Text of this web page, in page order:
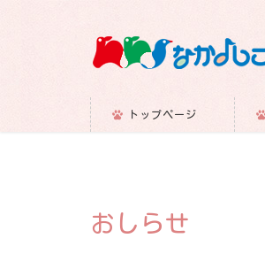
トップページ
おしらせ